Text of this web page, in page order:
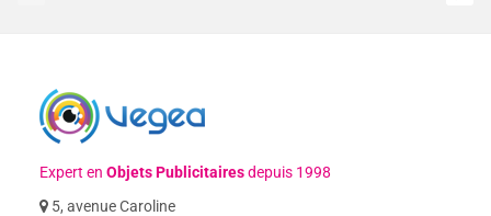
Expert enObjets Publicitairesdepuis 1998
5, avenue Caroline